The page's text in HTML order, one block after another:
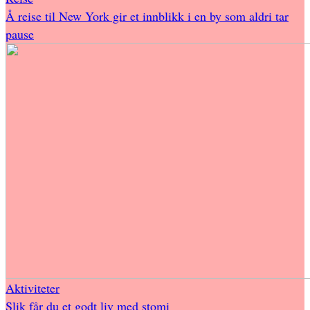
Å reise til New York gir et innblikk i en by som aldri tar
pause
Aktiviteter
Slik får du et godt liv med stomi